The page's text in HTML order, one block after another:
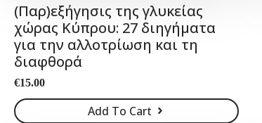
(Παρ)εξήγησις της γλυκείας
χώρας Κύπρου: 27 διηγήματα
για την αλλοτρίωση και τη
διαφθορά
€15.00
Add To Cart